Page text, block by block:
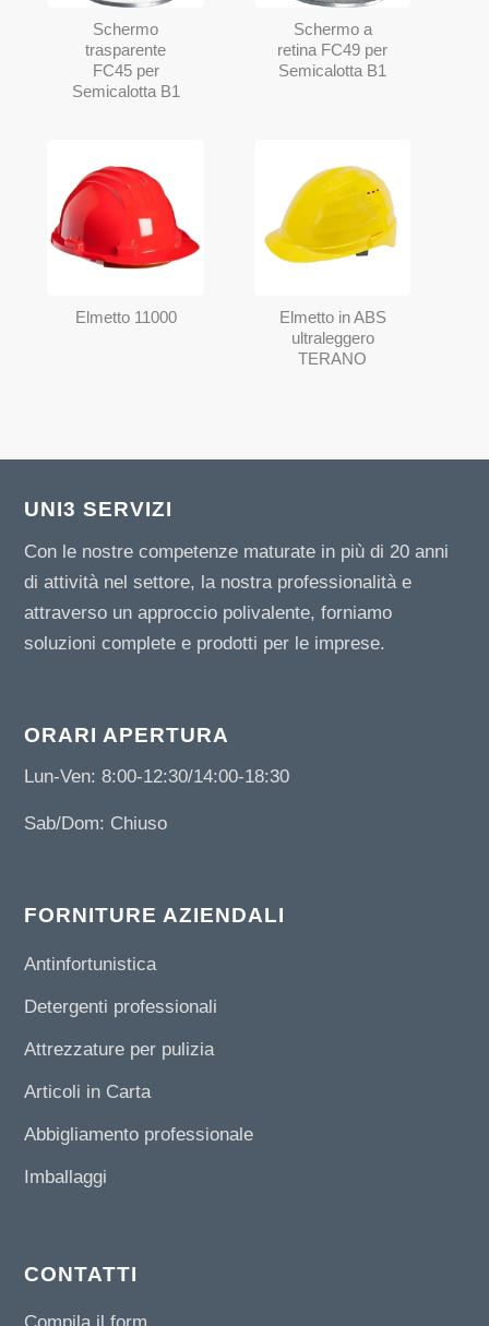
Schermo
trasparente
FC45 per
Semicalotta B1
Schermo a
retina FC49 per
Semicalotta B1
Elmetto 11000
Elmetto in ABS
ultraleggero
TERANO
UNI3 SERVIZI
Con le nostre competenze maturate in più di 20 anni
di attività nel settore, la nostra professionalità e
attraverso un approccio polivalente, forniamo
soluzioni complete e prodotti per le imprese.
ORARI APERTURA
Lun-Ven: 8:00-12:30/14:00-18:30
Sab/Dom: Chiuso
FORNITURE AZIENDALI
Antinfortunistica
Detergenti professionali
Attrezzature per pulizia
Articoli in Carta
Abbigliamento professionale
Imballaggi
CONTATTI